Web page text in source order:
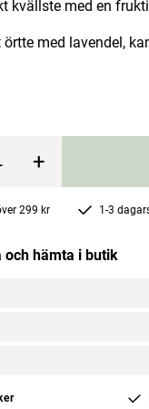
kvällste med en
örtte med lavendel,
+
299 kr 1-3
och hämta i butik